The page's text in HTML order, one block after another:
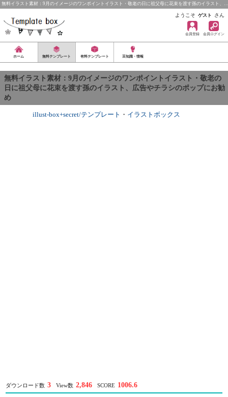
無料イラスト素材：9月のイメージのワンポイントイラスト・敬老の日に祖父母に花束を渡す孫のイラスト、…
ようこそ ゲスト さん
会員登録 会員ログイン
ホーム 無料テンプレート 有料テンプレート 豆知識・情報
無料イラスト素材：9月のイメージのワンポイントイラスト・敬老の
日に祖父母に花束を渡す孫のイラスト、広告やチラシのポップにお勧
め
illust-box+secret/テンプレート ・ イラストボックス
ダウンロード数 3 View数 2,846 SCORE 1006.6